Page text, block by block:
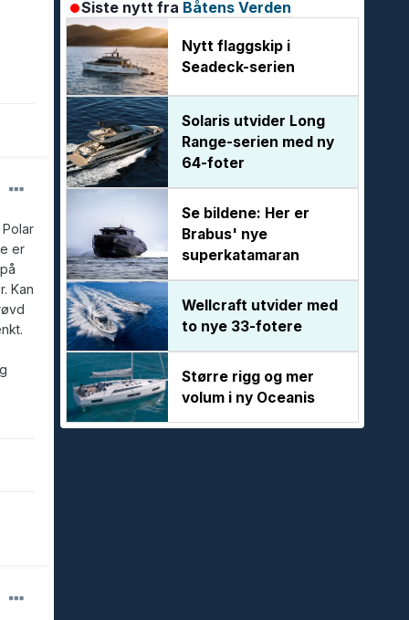
er
Kan
Siste nytt fra Båtens Verden
Nytt flaggskip i
Seadeck-serien
Solaris utvider Long
Range-serien med ny
64-foter
Se bildene: Her er
Brabus' nye
superkatamaran
Wellcraft utvider med
to nye 33-fotere
Større rigg og mer
volum i ny Oceanis